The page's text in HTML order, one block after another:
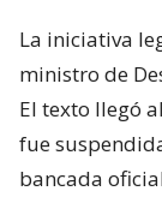
La iniciativa
ministro de
El texto llegó
fue
bancada